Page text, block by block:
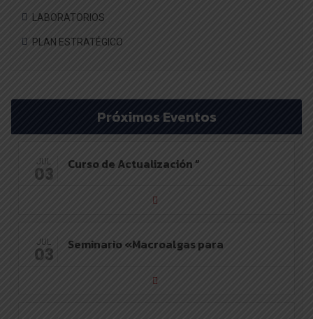
LABORATORIOS
PLAN ESTRATÉGICO
Próximos Eventos
JUL
03 Curso de Actualización “
JUL
03 Seminario «Macroalgas para